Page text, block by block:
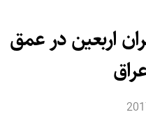
اربعین در عمق